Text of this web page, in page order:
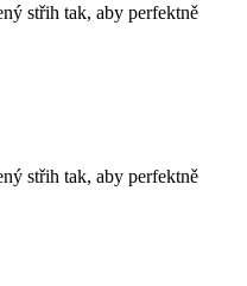
střih tak, aby perfektně
střih tak, aby perfektně